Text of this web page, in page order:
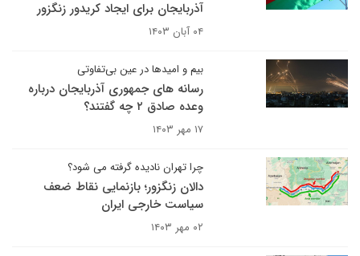
آذربایجان برای ایجاد کریدور زنگزور
۰۴ آبان ۱۴۰۳
بیم و امیدها در عین بی‌تفاوتی
رسانه های جمهوری آذربایجان درباره
وعده صادق ۲ چه گفتند؟
۱۷ مهر ۱۴۰۳
چرا تهران نادیده گرفته می شود؟
دالان زنگزور؛ بازنمایی نقاط ضعف
سیاست خارجی ایران
۰۲ مهر ۱۴۰۳